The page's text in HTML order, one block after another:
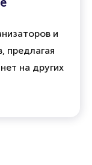
и
предлагая
на других